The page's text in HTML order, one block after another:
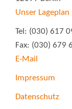
Unser Lageplan
Tel: (030) 617
Fax: (030) 679
E-Mail
Impressum
Datenschutz